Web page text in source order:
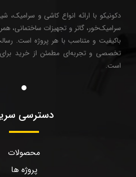
دکونیکو با ارائه انواع کاشی و
سرامیک‌خور، گاتر و تجهیزات ساختمانی،
باکیفیت و متناسب با هر پروژه است.
تخصصی و تجربه‌ای مطمئن از خرید برای
است.
دسترسی
محصولات
پروژه ها